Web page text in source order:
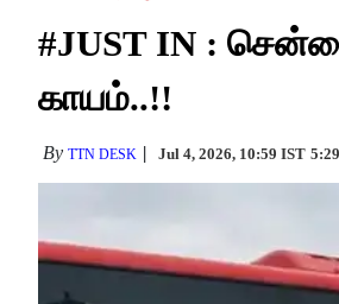
#JUST IN :
காயம்..!!
By TTN DESK Jul 4, 2026, 10:59 IST